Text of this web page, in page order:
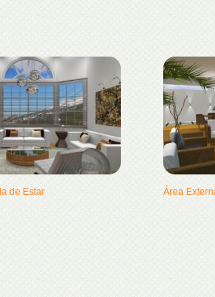
de Estar Área